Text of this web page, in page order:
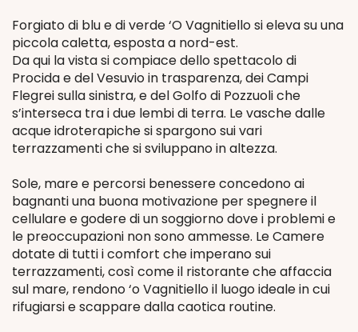
Forgiato di blu e di verde ‘O Vagnitiello si eleva su una
piccola caletta, esposta a nord-est.
Da qui la vista si compiace dello spettacolo di
Procida e del Vesuvio in trasparenza, dei Campi
Flegrei sulla sinistra, e del Golfo di Pozzuoli che
s’interseca tra i due lembi di terra. Le vasche dalle
acque idroterapiche si spargono sui vari
terrazzamenti che si sviluppano in altezza.
Sole, mare e percorsi benessere concedono ai
bagnanti una buona motivazione per spegnere il
cellulare e godere di un soggiorno dove i problemi e
le preoccupazioni non sono ammesse. Le Camere
dotate di tutti i comfort che imperano sui
terrazzamenti, così come il ristorante che affaccia
sul mare, rendono ‘o Vagnitiello il luogo ideale in cui
rifugiarsi e scappare dalla caotica routine.